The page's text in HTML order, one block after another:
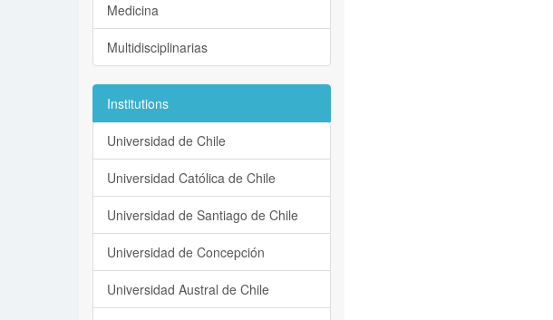
Medicina
Multidisciplinarias
Institutions
Universidad de Chile
Universidad Católica de Chile
Universidad de Santiago de Chile
Universidad de Concepción
Universidad Austral de Chile